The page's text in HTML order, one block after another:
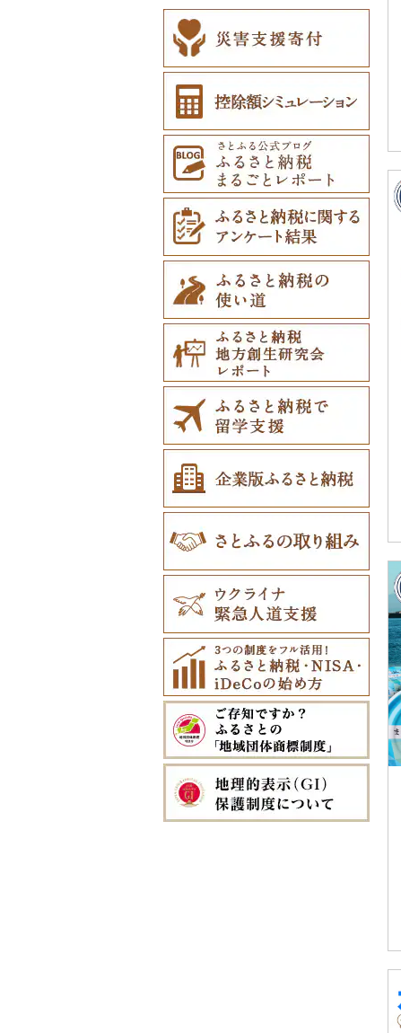
その他体験・チケット
（12,409）
その他キッチン用品
3）
ご当地キャラクター
（1,204）
防災グッズ（2,428）
その他雑貨（28,497）
1）
その他アクセサリー
097）
マフラー・手袋（79
その他服飾小物（8,80
7）